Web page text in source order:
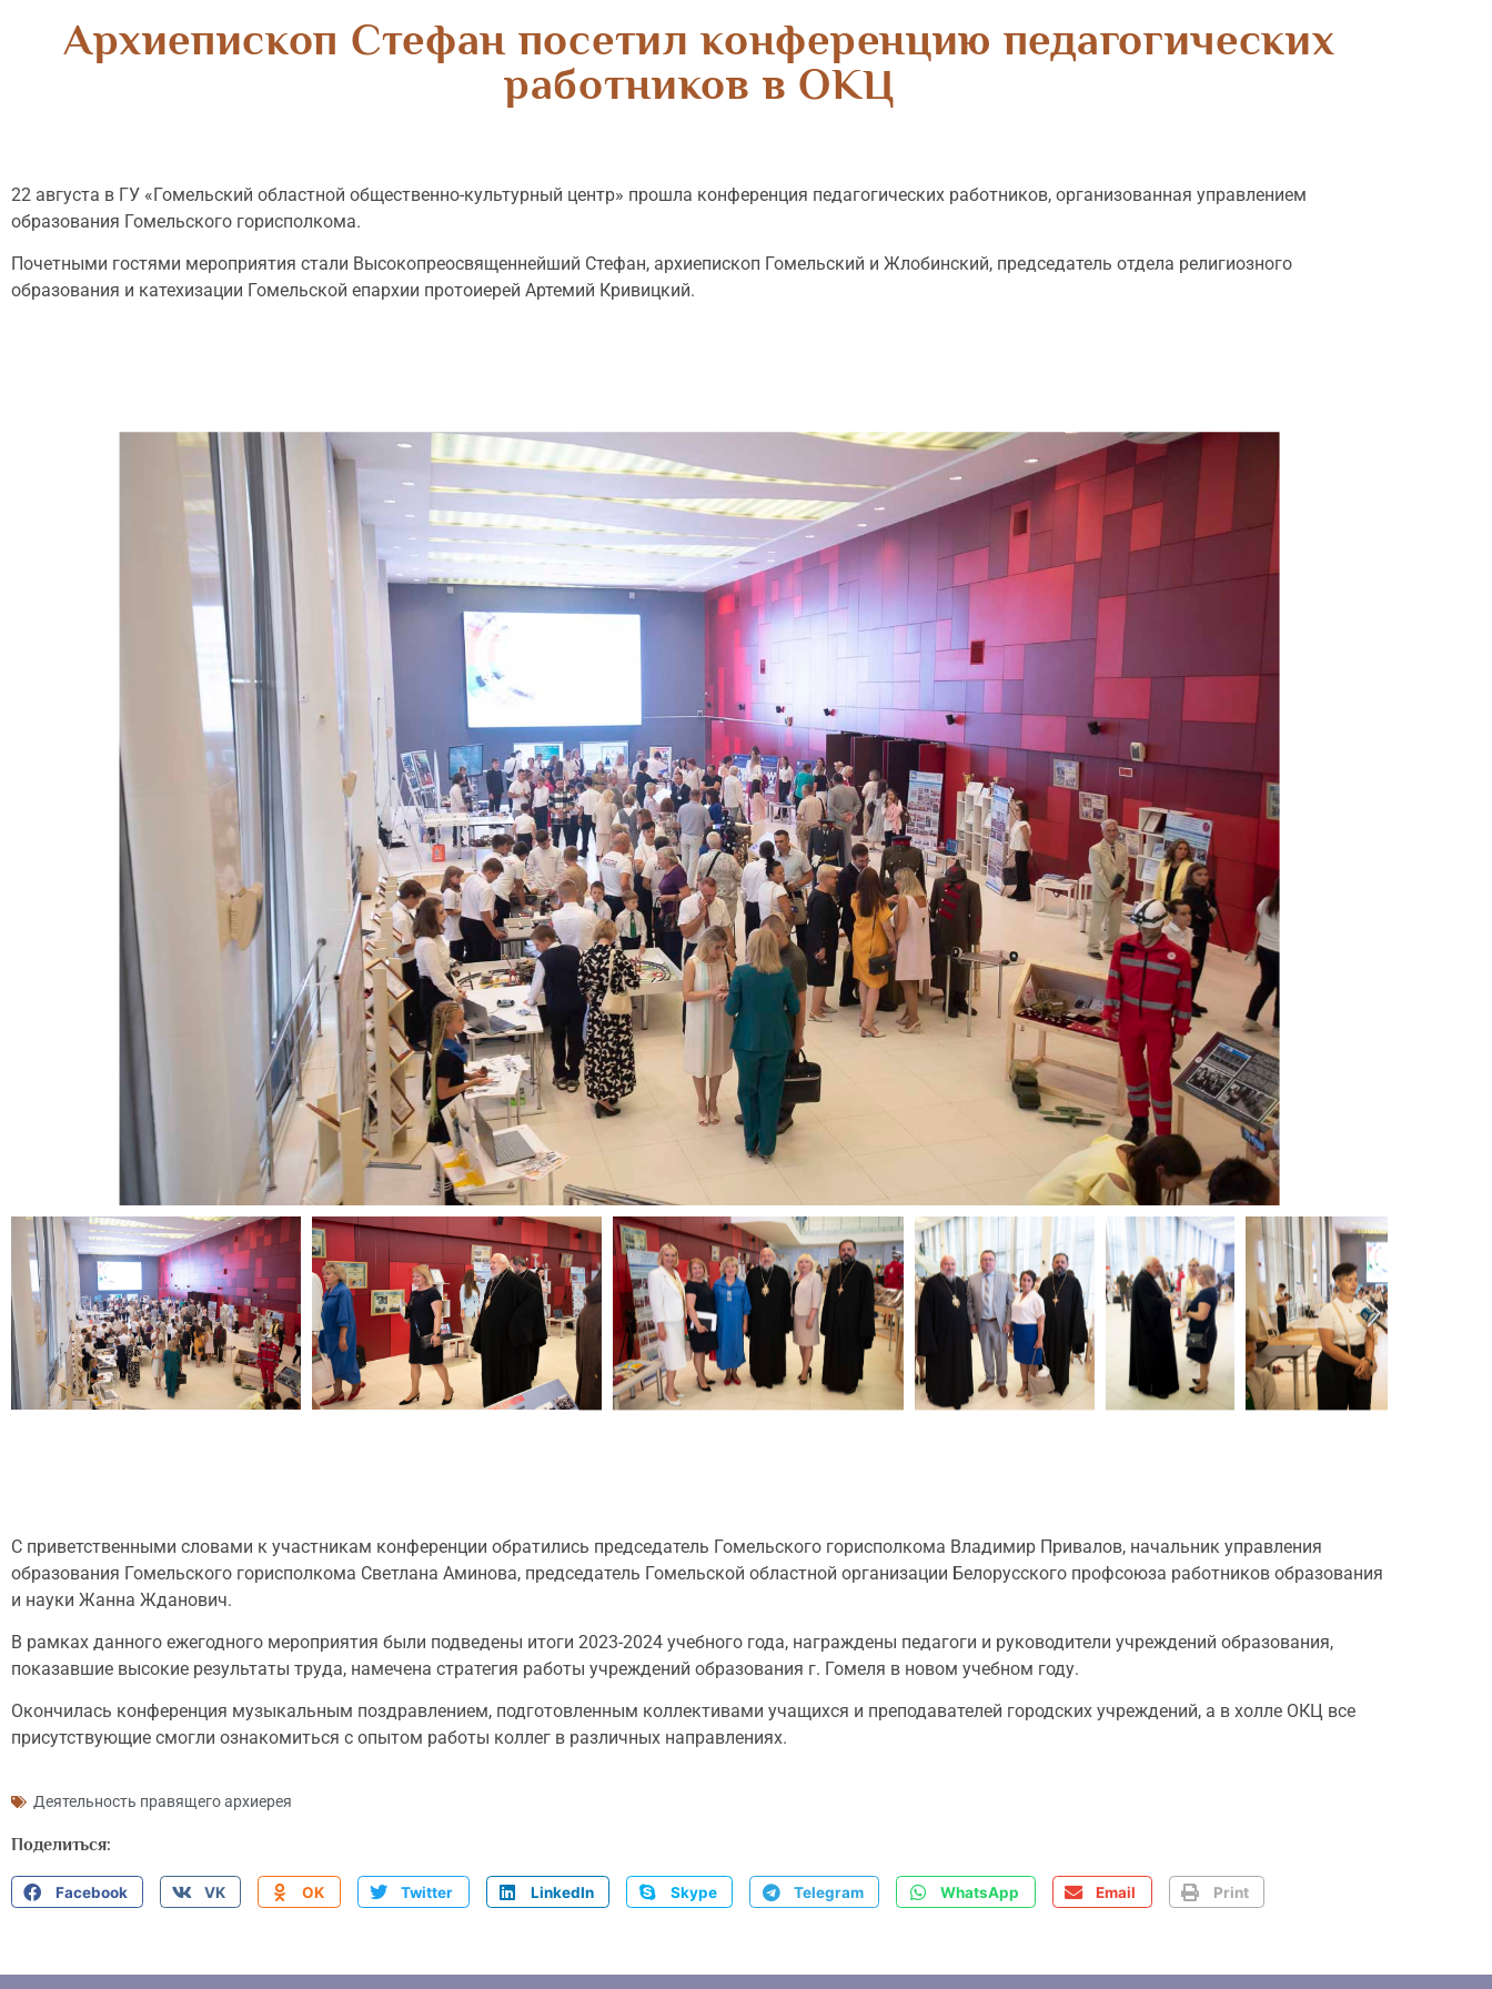
Архиепископ Стефан посетил конференцию педагогических
работников в ОКЦ
22 августа в ГУ «Гомельский областной общественно-культурный центр» прошла конференция педагогических работников, организованная управлением
образования Гомельского горисполкома.
Почетными гостями мероприятия стали Высокопреосвященнейший Стефан, архиепископ Гомельский и Жлобинский, председатель отдела религиозного
образования и катехизации Гомельской епархии протоиерей Артемий Кривицкий.
С приветственными словами к участникам конференции обратились председатель Гомельского горисполкома Владимир Привалов, начальник управления
образования Гомельского горисполкома Светлана Аминова, председатель Гомельской областной организации Белорусского профсоюза работников образования
и науки Жанна Жданович.
В рамках данного ежегодного мероприятия были подведены итоги 2023-2024 учебного года, награждены педагоги и руководители учреждений образования,
показавшие высокие результаты труда, намечена стратегия работы учреждений образования г. Гомеля в новом учебном году.
Окончилась конференция музыкальным поздравлением, подготовленным коллективами учащихся и преподавателей городских учреждений, а в холле ОКЦ все
присутствующие смогли ознакомиться с опытом работы коллег в различных направлениях.
Деятельность правящего архиерея
Поделиться:
Facebook VK OK Twitter LinkedIn Skype Telegram WhatsApp Email Print